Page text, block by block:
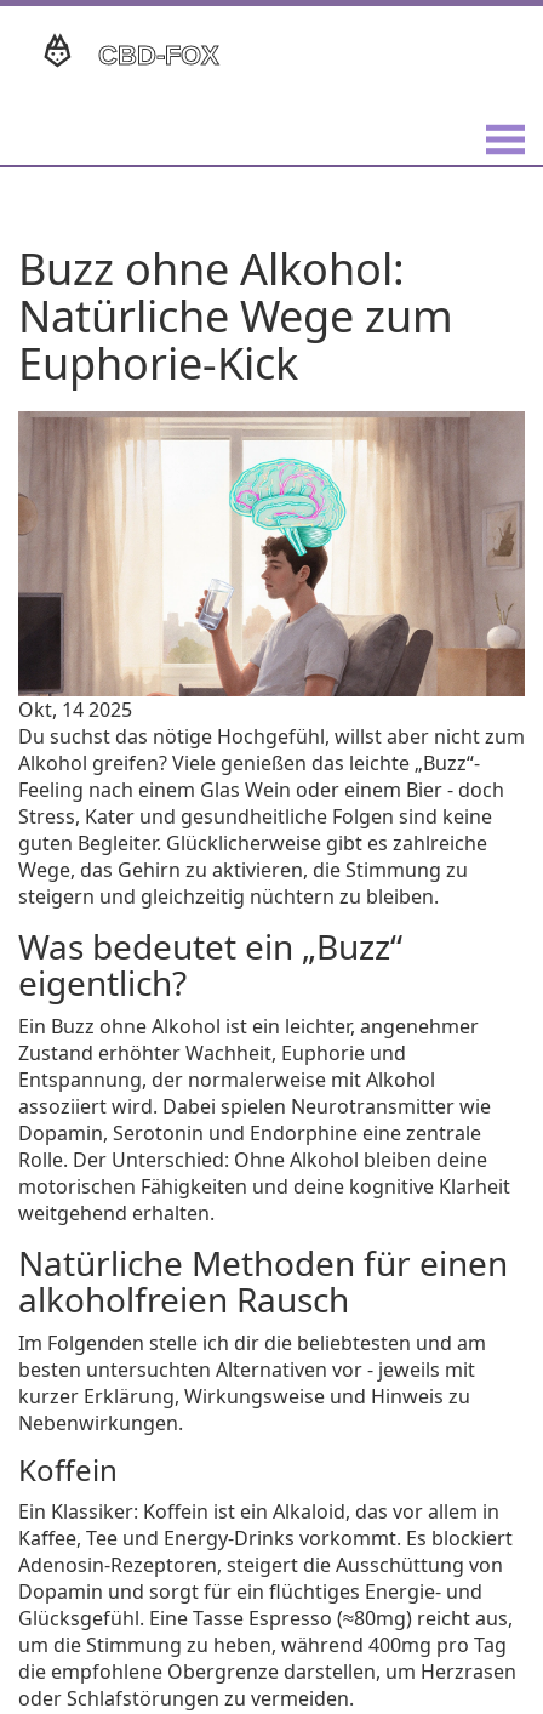
Buzz ohne Alkohol:
Natürliche Wege zum
Euphorie‑Kick
Okt, 14 2025
Du suchst das nötige Hochgefühl, willst aber nicht zum
Alkohol greifen? Viele genießen das leichte „Buzz“-
Feeling nach einem Glas Wein oder einem Bier - doch
Stress, Kater und gesundheitliche Folgen sind keine
guten Begleiter. Glücklicherweise gibt es zahlreiche
Wege, das Gehirn zu aktivieren, die Stimmung zu
steigern und gleichzeitig nüchtern zu bleiben.
Was bedeutet ein „Buzz“
eigentlich?
Ein Buzz ohne Alkohol ist ein leichter, angenehmer
Zustand erhöhter Wachheit, Euphorie und
Entspannung, der normalerweise mit Alkohol
assoziiert wird. Dabei spielen Neurotransmitter wie
Dopamin, Serotonin und Endorphine eine zentrale
Rolle. Der Unterschied: Ohne Alkohol bleiben deine
motorischen Fähigkeiten und deine kognitive Klarheit
weitgehend erhalten.
Natürliche Methoden für einen
alkoholfreien Rausch
Im Folgenden stelle ich dir die beliebtesten und am
besten untersuchten Alternativen vor - jeweils mit
kurzer Erklärung, Wirkungsweise und Hinweis zu
Nebenwirkungen.
Koffein
Ein Klassiker: Koffein ist ein Alkaloid, das vor allem in
Kaffee, Tee und Energy‑Drinks vorkommt. Es blockiert
Adenosin‑Rezeptoren, steigert die Ausschüttung von
Dopamin und sorgt für ein flüchtiges Energie‑ und
Glücksgefühl. Eine Tasse Espresso (≈80mg) reicht aus,
um die Stimmung zu heben, während 400mg pro Tag
die empfohlene Obergrenze darstellen, um Herzrasen
oder Schlafstörungen zu vermeiden.